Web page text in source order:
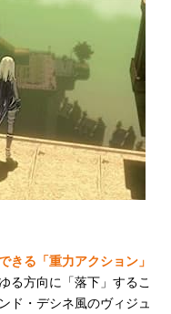
きる「重力アクション」
る方向に「落下」するこ
ド・デシネ風のヴィジュ